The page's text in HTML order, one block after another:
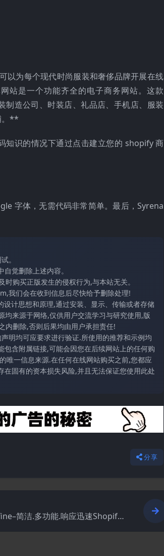
以为每个现代时尚服装和奢侈品牌开展在线
站是一个功能齐全的电子商务网站。这款
造公司、时装店、礼品店、手机店、服装
。**
知识的情况下通过点击建立您的 shopify 商
字体，无需代码非常简单。最后，Syrena
。
觉删除上述内容。
购买正版发生的侵权行为,与本站无关。
我们会在收到信息后尽快给予删除处理!
计思想和原理,通过安装、显示、传输或者存储
均来源于网络,仅供用户交流学习与研究使用,版
内删除,否则后果均由用户承担责任!
明均可应要求进行验证.所使用的推荐和示例均
含附属链接,可能会因您在后续网站上的任何购
唯一信息来源.在任何在线网站购买之前,您都应
固有的资本损失风险,并且无法保证您使用此处
分享
简洁.多功能.响应迅速Shopify